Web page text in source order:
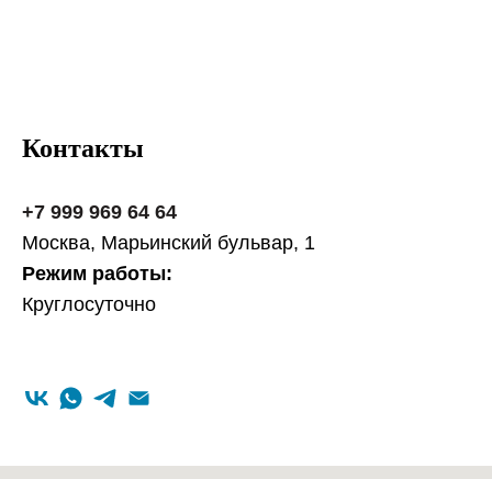
Контакты
+7 999 969 64 64
Москва, Марьинский бульвар, 1
Режим работы:
Круглосуточно